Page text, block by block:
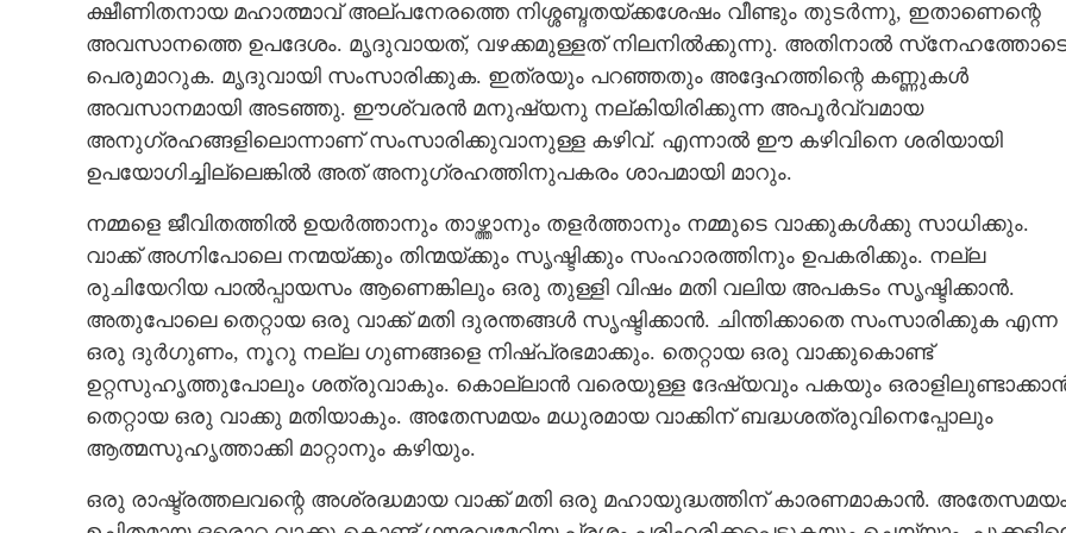
ക്ഷീണിതനായ മഹാത്മാവ് അല്പനേരത്തെ നിശ്ശബ്ദതയ്ക്കശേഷം വീണ്ടും തുടർന്നു, ഇതാണെന്റെ
അവസാനത്തെ ഉപദേശം. മൃദുവായത്, വഴക്കമുള്ളത് നിലനിൽക്കുന്നു. അതിനാൽ
പെരുമാറുക. മൃദുവായി സംസാരിക്കുക. ഇത്രയും പറഞ്ഞതും അദ്ദേഹത്തിന്റെ കണ്ണുകൾ
അവസാനമായി അടഞ്ഞു. ഈശ്വരൻ മനുഷ്യനു നല്കിയിരിക്കുന്ന അപൂർവ്വമായ
അനുഗ്രഹങ്ങളിലൊന്നാണ് സംസാരിക്കുവാനുള്ള കഴിവ്. എന്നാൽ ഈ കഴിവിനെ ശരിയായി
ഉപയോഗിച്ചില്ലെങ്കിൽ അത് അനുഗ്രഹത്തിനുപകരം ശാപമായി മാറും.
നമ്മളെ ജീവിതത്തിൽ ഉയർത്താനും താഴ്ത്താനും തളർത്താനും നമ്മുടെ വാക്കുകൾക്കു സാധിക്കും.
വാക്ക് അഗ്നിപോലെ നന്മയ്ക്കും തിന്മയ്ക്കും സൃഷ്ടിക്കും സംഹാരത്തിനും ഉപകരിക്കും. നല്ല
രുചിയേറിയ പാൽപ്പായസം ആണെങ്കിലും ഒരു തുള്ളി വിഷം മതി വലിയ അപകടം സൃഷ്ടിക്കാൻ.
അതുപോലെ തെറ്റായ ഒരു വാക്ക് മതി ദുരന്തങ്ങൾ സൃഷ്ടിക്കാൻ. ചിന്തിക്കാതെ സംസാരിക്കുക എന്ന
ഒരു ദുർഗുണം, നൂറു നല്ല ഗുണങ്ങളെ നിഷ്പ്രഭമാക്കും. തെറ്റായ ഒരു വാക്കുകൊണ്ട്
ഉറ്റസുഹൃത്തുപോലും ശത്രുവാകും. കൊല്ലാൻ വരെയുള്ള ദേഷ്യവും പകയും
തെറ്റായ ഒരു വാക്കു മതിയാകും. അതേസമയം മധുരമായ വാക്കിന് ബദ്ധശത്രുവിനെപ്പോലും
ആത്മസുഹൃത്താക്കി മാറ്റാനും കഴിയും.
ഒരു രാഷ്ട്രത്തലവന്റെ അശ്രദ്ധമായ വാക്ക് മതി ഒരു മഹായുദ്ധത്തിന് കാരണമാകാൻ.